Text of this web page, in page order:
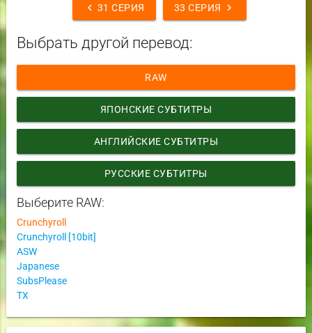
chevron_left 31 СЕРИЯ chevron_right
33 СЕРИЯ
Выбрать другой перевод:
RAW
ЯПОНСКИЕ СУБТИТРЫ
АНГЛИЙСКИЕ СУБТИТРЫ
РУССКИЕ СУБТИТРЫ
Выберите RAW:
Crunchyroll
Crunchyroll [10bit]
ASW
Japanese
SubsPlease
TX